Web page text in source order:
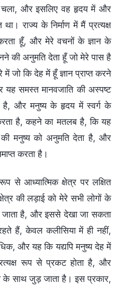
और इसलिए वह हृदय में और
राज्य के निर्माण में मैं प्रत्यक्ष
हूँ, और मेरे वचनों के ज्ञान के
की अनुमति देता हूँ जो मेरे पास है
जो कि देह में हूँ ज्ञान प्राप्त करने
यह समस्त मानवजाति की अस्पष्ट
और मनुष्य के हृदय में स्वर्ग के
है, कहने का मतलब है, कि यह
मनुष्य को अनुमति देता है, और
करता है।
रूप से आध्यात्मिक क्षेत्र पर लक्षित
की लड़ाई को मेरे सभी लोगों के
जाता है, और इससे देखा जा सकता
हैं, केवल कलीसिया में ही नहीं,
और यह कि यद्यपि मनुष्य देह में
रूप से प्रकट होता है, और
के साथ जुड़ जाता है। इस प्रकार,